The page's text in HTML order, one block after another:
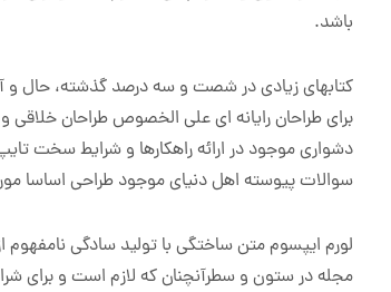
باشد.
کتابهای زیادی در شصت و سه درصد گذشته، حال و
برای طراحان رایانه ای علی الخصوص طراحان
دشواری موجود در ارائه راهکارها و شرایط سخت
سوالات پیوسته اهل دنیای موجود طراحی اساسا
لورم ایپسوم متن ساختگی با تولید سادگی
مجله در ستون و سطرآنچنان که لازم است و برای